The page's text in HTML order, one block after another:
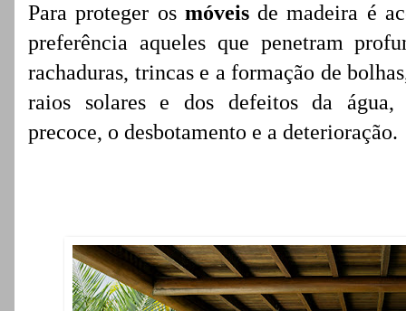
Para proteger os móveisde madeira é
preferência aqueles que penetram
rachaduras, trincas e a formação de
raios solares e dos defeitos da água,
precoce, o desbotamento e a deterioração.